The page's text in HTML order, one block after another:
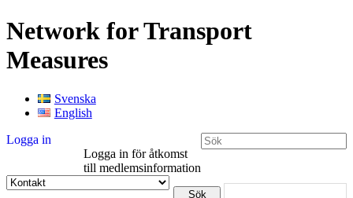
Network for Transport
Measures
Svenska
English
Logga in
Logga in för åtkomst
till medlemsinformation